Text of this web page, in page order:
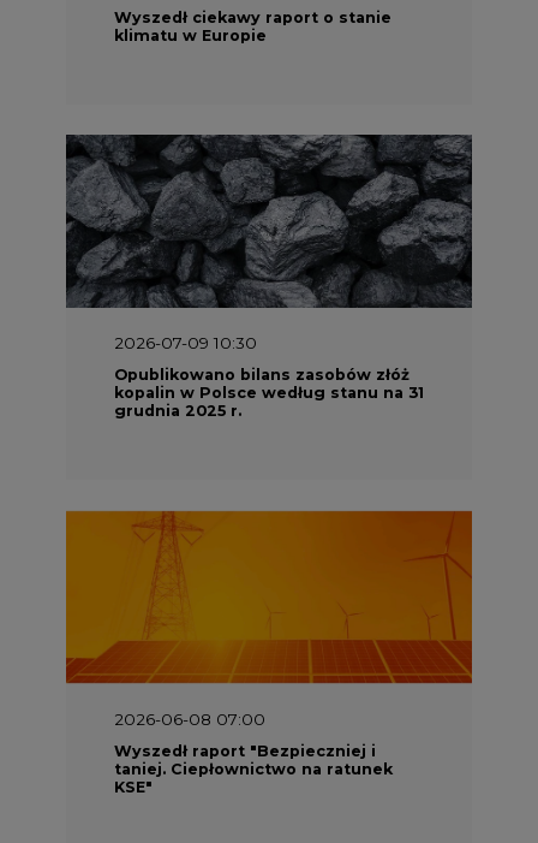
Opublikowano bilans zasobów złóż
kopalin w Polsce według stanu na 31
grudnia 2025 r.
2026-06-08 07:00
Wyszedł raport "Bezpieczniej i
taniej. Ciepłownictwo na ratunek
KSE"
2026-05-23 16:00
Wyszedł raport „Przez gaz do OZE.
Dekarbonizacja ciepłownictwa